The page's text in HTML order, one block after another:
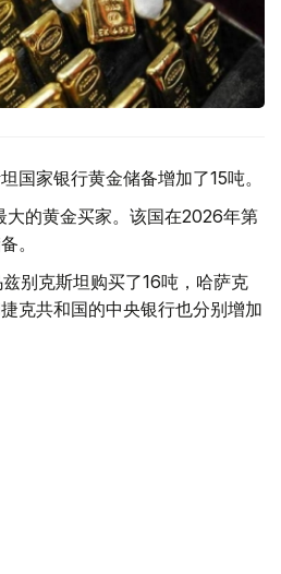
国家银行黄金储备增加了15吨。
的黄金买家。该国在2026年第
。
别克斯坦购买了16吨，哈萨克
克共和国的中央银行也分别增加